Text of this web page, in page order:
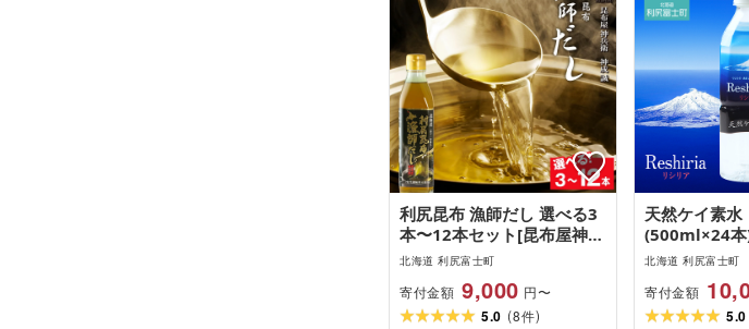
利尻昆布 漁師だし 選べる3
本〜12本セット[昆布屋神兵
衛]北海道ふるさと納税 利尻
昆布 出汁 調味料 料理 だし
お出汁
北海道 利尻富士町
寄付金額 9,000 円〜
5.0 (8件)
天然ケイ素水
(500ml×24
北海道 利尻富士町
寄付金額
5.0